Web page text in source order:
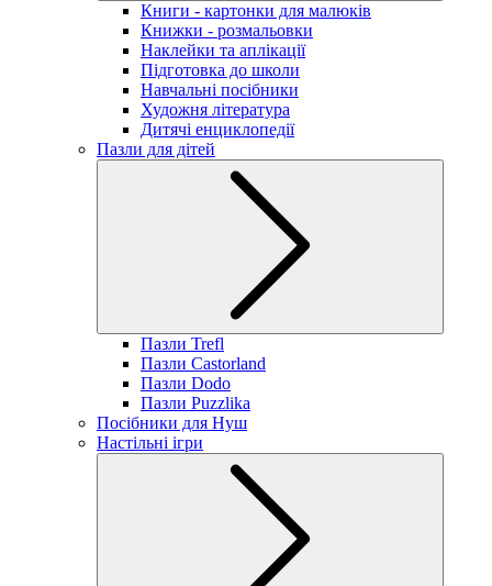
Книги - картонки для малюків
Книжки - розмальовки
Наклейки та аплікації
Підготовка до школи
Навчальні посібники
Художня література
Дитячі енциклопедії
Пазли для дітей
Пазли Trefl
Пазли Castorland
Пазли Dodo
Пазли Puzzlika
Посібники для Нуш
Настільні ігри